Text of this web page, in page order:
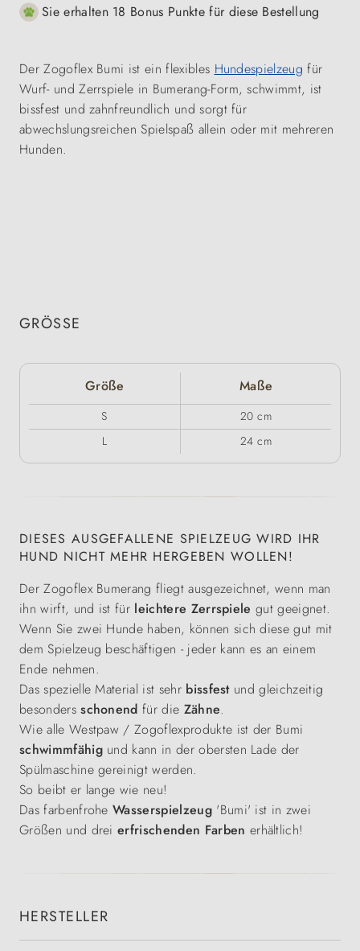
Sie erhalten 18 Bonus Punkte für diese Bestellung
Der Zogoflex Bumi ist ein flexibles Hundespielzeug für
Wurf- und Zerrspiele in Bumerang-Form, schwimmt, ist
bissfest und zahnfreundlich und sorgt für
abwechslungsreichen Spielspaß allein oder mit mehreren
Hunden.
GRÖSSE
Größe Maße
S
20 cm
L
24 cm
DIESES AUSGEFALLENE SPIELZEUG WIRD IHR
HUND NICHT MEHR HERGEBEN WOLLEN!
Der Zogoflex Bumerang fliegt ausgezeichnet, wenn man
ihn wirft, und ist für leichtere Zerrspiele gut geeignet.
Wenn Sie zwei Hunde haben, können sich diese gut mit
dem Spielzeug beschäftigen - jeder kann es an einem
Ende nehmen.
Das spezielle Material ist sehr bissfestund gleichzeitig
besondersschonend für die Zähne.
Wie alle Westpaw / Zogoflexprodukte ist der Bumi
schwimmfähigund kann in der obersten Lade der
Spülmaschine gereinigt werden.
So beibt er lange wie neu!
Das farbenfroheWasserspielzeug'Bumi' ist in zwei
Größen und dreierfrischenden Farben erhältlich!
HERSTELLER